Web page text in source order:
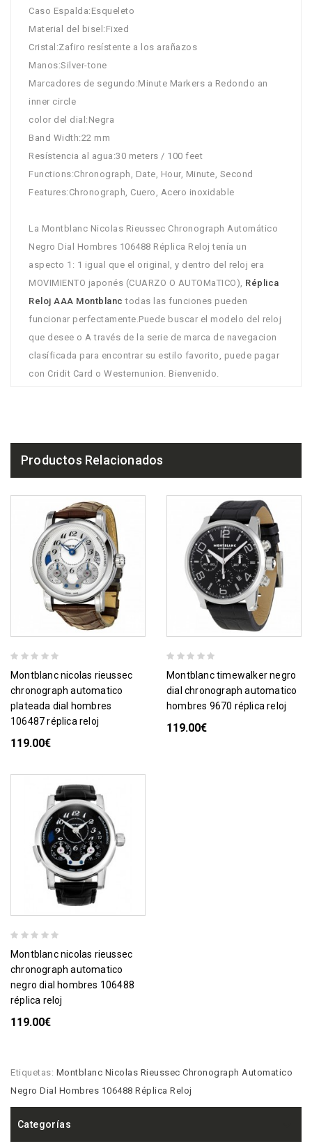
Caso Espalda:Esqueleto
Material del bisel:Fixed
Cristal:Zafiro resístente a los arañazos
Manos:Silver-tone
Marcadores de segundo:Minute Markers a Redondo an
inner circle
color del dial:Negra
Band Width:22 mm
Resístencia al agua:30 meters / 100 feet
Functions:Chronograph, Date, Hour, Minute, Second
Features:Chronograph, Cuero, Acero inoxidable
La Montblanc Nicolas Rieussec Chronograph Automático
Negro Dial Hombres 106488 Réplica Reloj tenía un
aspecto 1: 1 igual que el original, y dentro del reloj era
MOVIMIENTO japonés (CUARZO O AUTOMaTICO), Réplica
Reloj AAA Montblanctodas las funciones pueden
funcionar perfectamente.Puede buscar el modelo del reloj
que desee o A través de la serie de marca de navegacion
clasíficada para encontrar su estilo favorito, puede pagar
con Cridit Card o Westernunion. Bienvenido.
Productos Relacionados
montblanc nicolas rieussec
chronograph automatico
plateada dial hombres
106487 réplica reloj
119.00€
montblanc timewalker negro
dial chronograph automatico
hombres 9670 réplica reloj
119.00€
montblanc nicolas rieussec
chronograph automatico
negro dial hombres 106488
réplica reloj
119.00€
Etiquetas: Montblanc Nicolas Rieussec Chronograph Automatico
Negro Dial Hombres 106488 Réplica Reloj
Categorías